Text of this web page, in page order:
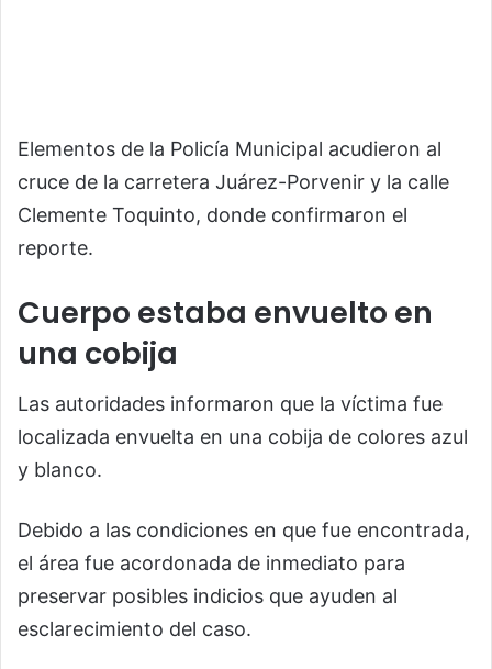
Elementos de la Policía Municipal acudieron al
cruce de la carretera Juárez-Porvenir y la calle
Clemente Toquinto, donde confirmaron el
reporte.
Cuerpo estaba envuelto en
una cobija
Las autoridades informaron que la víctima fue
localizada envuelta en una cobija de colores azul
y blanco.
Debido a las condiciones en que fue encontrada,
el área fue acordonada de inmediato para
preservar posibles indicios que ayuden al
esclarecimiento del caso.